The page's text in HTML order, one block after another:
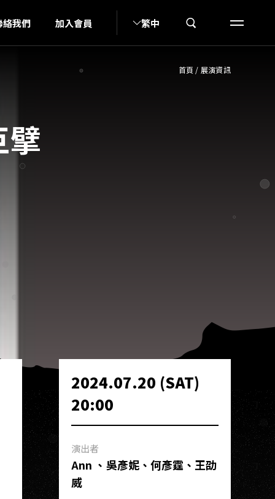
絡我們 加入會員 繁中
首頁 / 展演資訊
2024.07.20 (SAT)
20:00
演出者
Ann 、吳彥妮、何彥霆、王劭
威